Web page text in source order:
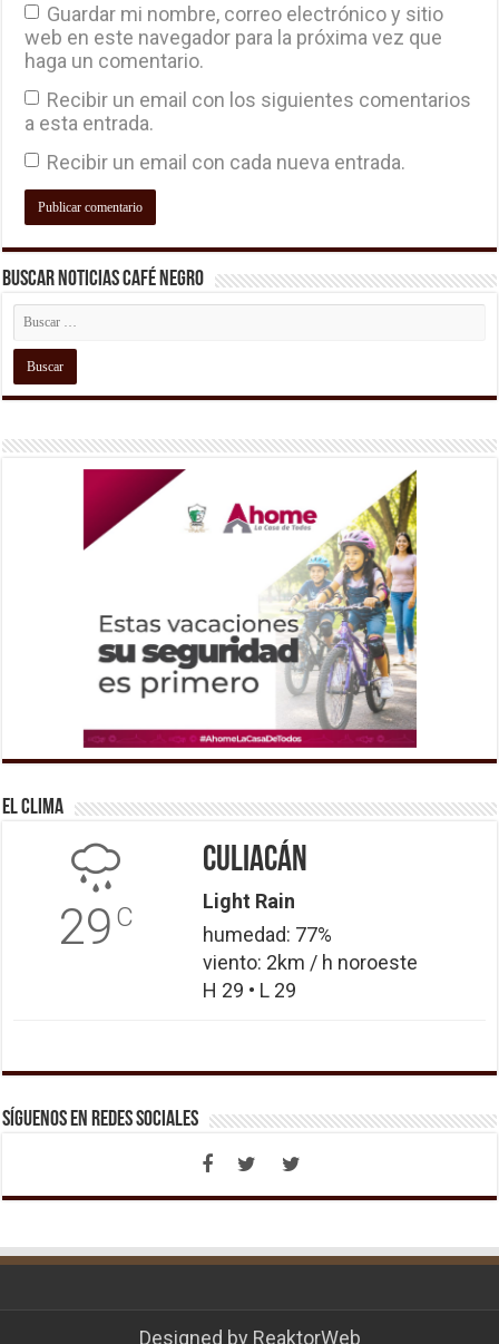
Guardar mi nombre, correo electrónico y sitio
web en este navegador para la próxima vez que
haga un comentario.
Recibir un email con los siguientes comentarios
a esta entrada.
Recibir un email con cada nueva entrada.
Buscar Noticias Café Negro
El Clima
29 C
Culiacán
Light Rain
humedad: 77%
viento: 2km / h noroeste
H 29 • L 29
Síguenos en Redes Sociales
Designed by ReaktorWeb